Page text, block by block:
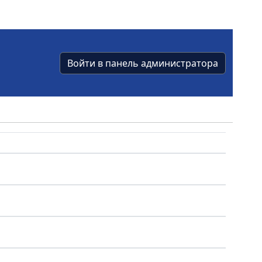
Войти в панель администратора